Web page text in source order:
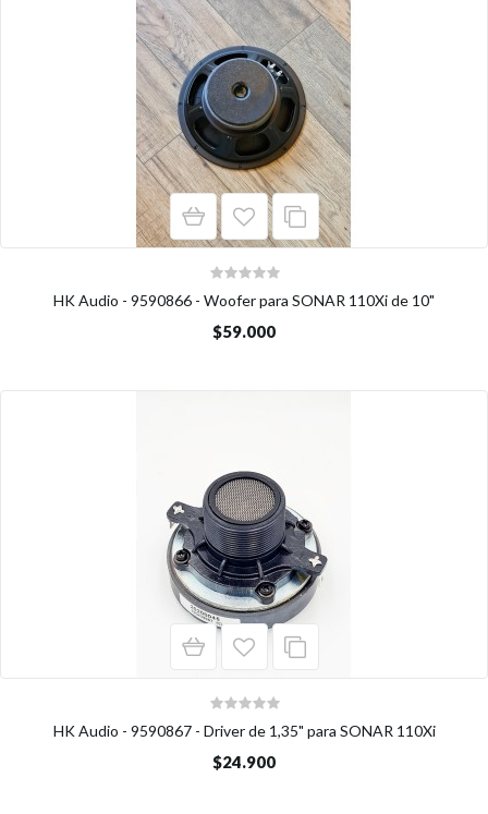
HK Audio - 9590866 - Woofer para SONAR 110Xi de 10"
$59.000
HK Audio - 9590867 - Driver de 1,35" para SONAR 110Xi
$24.900